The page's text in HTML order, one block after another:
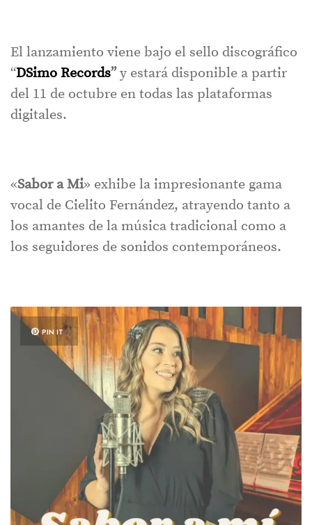
El lanzamiento viene bajo el sello discográfico
“DSimo Records”y estará disponible a partir
del 11 de octubre en todas las plataformas
digitales.
«Sabor a Mi» exhibe la impresionante gama
vocal de Cielito Fernández, atrayendo tanto a
los amantes de la música tradicional como a
los seguidores de sonidos contemporáneos.
PIN IT